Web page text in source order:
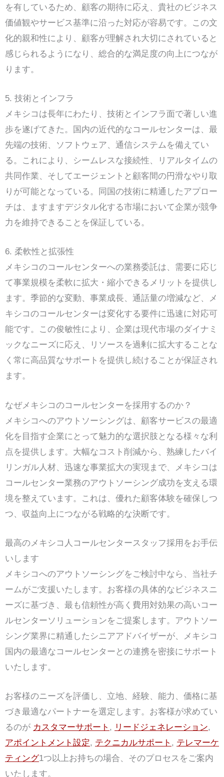
を有しているため、顧客の期待に応え、貴社のビジネス
価値観やサービス基準に沿った対応が容易です。この文
化的親和性により、顧客が理解され大切にされていると
感じられるようになり、総合的な満足度の向上につなが
ります。
5. 技術とインフラ
メキシコは長年にわたり、技術とインフラ面で著しい進
歩を遂げてきた。国内の近代的なコールセンターは、最
先端の技術、ソフトウェア、通信システムを備えてい
る。これにより、シームレスな接続性、リアルタイムの
共同作業、そしてエージェントと顧客間の円滑なやり取
りが可能となっている。同国の技術に精通したアプロー
チは、ますますデジタル化する市場において企業が競争
力を維持できることを保証している。
6. 柔軟性と拡張性
メキシコのコールセンターへの業務委託は、需要に応じ
て事業規模を柔軟に拡大・縮小できるメリットを提供し
ます。季節的な変動、事業成長、通話量の増減など、メ
キシコのコールセンターは変化する要件に迅速に対応可
能です。この俊敏性により、企業は現代市場のダイナミ
ックなニーズに応え、リソースを過剰に拡大することな
く常に高品質なサポートを提供し続けることが保証され
ます。
なぜメキシコのコールセンターを採用するのか？
メキシコへのアウトソーシングは、顧客サービスの最適
化を目指す企業にとって魅力的な選択肢となる様々な利
点を提供します。大幅なコスト削減から、熟練したバイ
リンガル人材、迅速な事業拡大の実現まで、メキシコは
コールセンター業務のアウトソーシング成功を支える環
境を整えています。これは、優れた顧客体験を確保しつ
つ、収益向上につながる戦略的な決断です。
最高のメキシコ人コールセンタースタッフ採用をお手伝
いします
メキシコへのアウトソーシングをご検討中なら、当社チ
ームがご支援いたします。お客様の具体的なビジネスニ
ーズに基づき、最も信頼性が高く費用対効果の高いコー
ルセンターソリューションをご提案します。アウトソー
シング業界に精通したシニアアドバイザーが、メキシコ
国内の最適なコールセンターとの連携を密接にサポート
いたします。
お客様のニーズを評価し、立地、経験、能力、価格に基
づき最適なパートナーを選定します。お客様が求めてい
るのが カスタマーサポート , リードジェネレーション,
アポイントメント設定, テクニカルサポート , テレマーケ
ティング1つ以上お持ちの場合、そのプロセスをご案内
いたします。